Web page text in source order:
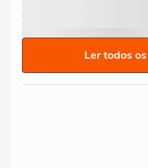
Ler todos